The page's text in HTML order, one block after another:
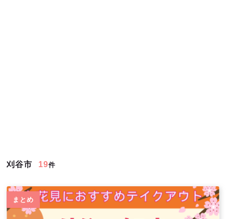
刈谷市 19件
まとめ